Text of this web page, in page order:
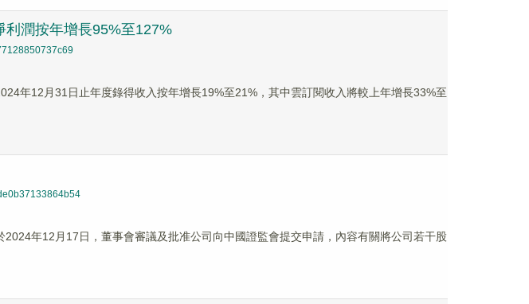
利潤按年增長95%至127%
年12月31日止年度錄得收入按年增長19%至21%，其中雲訂閱收入將較上年增長33%至
2024年12月17日，董事會審議及批准公司向中國證監會提交申請，內容有關將公司若干股